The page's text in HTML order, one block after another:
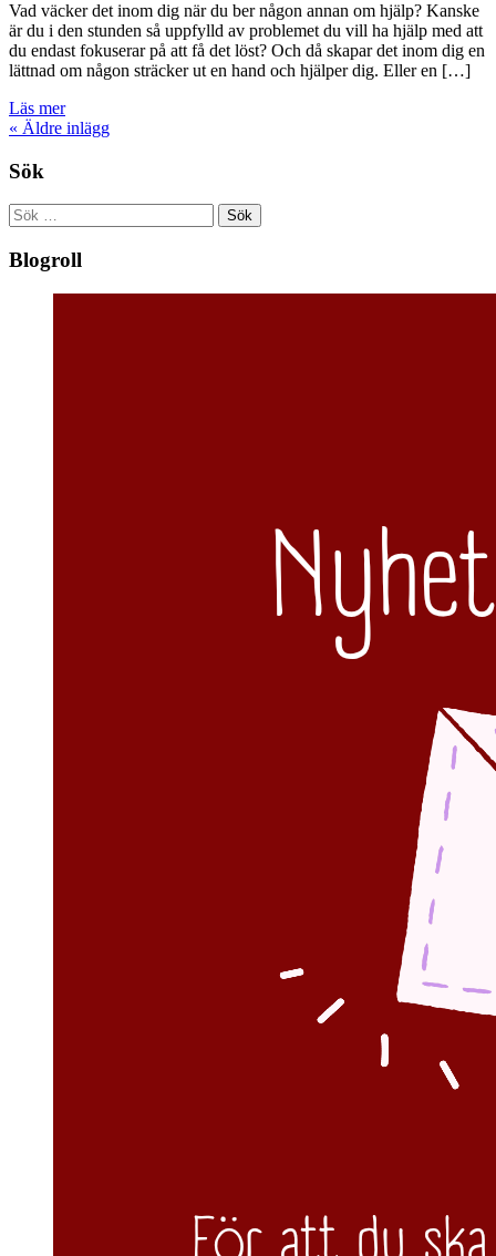
Vad väcker det inom dig när du ber någon annan om hjälp? Kanske
är du i den stunden så uppfylld av problemet du vill ha hjälp med att
du endast fokuserar på att få det löst? Och då skapar det inom dig en
lättnad om någon sträcker ut en hand och hjälper dig. Eller en […]
Läs mer
« Äldre inlägg
Sök
Sök
efter:
Blogroll